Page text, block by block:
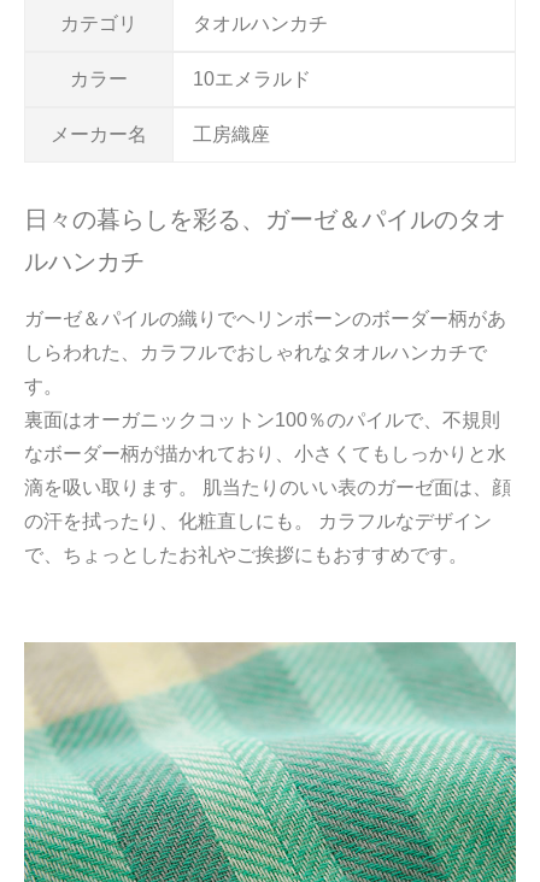
カテゴリ タオルハンカチ
カラー 10エメラルド
メーカー名 工房織座
日々の暮らしを彩る、ガーゼ＆パイルのタオ
ルハンカチ
ガーゼ＆パイルの織りでヘリンボーンのボーダー柄があ
しらわれた、カラフルでおしゃれなタオルハンカチで
す。
裏面はオーガニックコットン100％のパイルで、不規則
なボーダー柄が描かれており、小さくてもしっかりと水
滴を吸い取ります。 肌当たりのいい表のガーゼ面は、顔
の汗を拭ったり、化粧直しにも。 カラフルなデザイン
で、ちょっとしたお礼やご挨拶にもおすすめです。